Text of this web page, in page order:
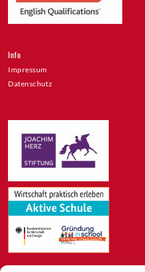
Info
Impressum
Datenschutz